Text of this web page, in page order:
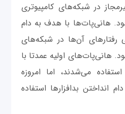
در شبکه‌های کامپیوتری
هانی‌پات‌ها با هدف به دام
رفتارهای آن‌ها در شبکه‌های
هانی‌پات‌های اولیه عمدتا با
می‌شدند، اما امروزه
انداختن بدافزارها استفاده